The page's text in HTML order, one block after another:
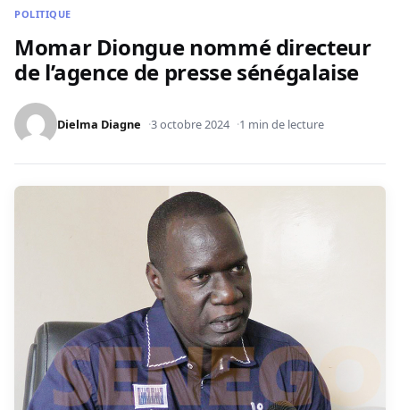
POLITIQUE
Momar Diongue nommé directeur
de l’agence de presse sénégalaise
Dielma Diagne 3 octobre 2024 1 min de lecture